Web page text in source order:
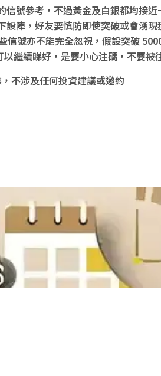
號參考，不過黃金及白銀都均接
陣，好友要慎防即使突破或會湧
號亦不能完全忽視，假設突破
繼續睇好，是要小心注碼，不要被
不涉及任何投資建議或邀約